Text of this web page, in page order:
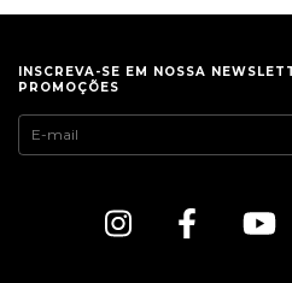
INSCREVA-SE EM NOSSA
PROMOÇÕES